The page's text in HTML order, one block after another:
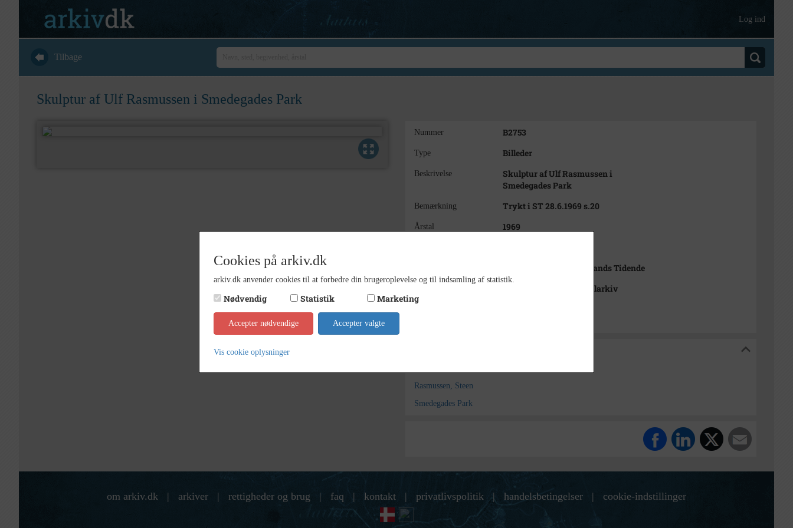
Log ind
Tilbage
Skulptur af Ulf Rasmussen i Smedegades Park
Nummer B2753
Type Billeder
Beskrivelse
Skulptur af Ulf Rasmussen i
Smedegades Park
Bemærkning Trykt i ST 28.6.1969 s.20
Årstal 1969
Steen Rasmussen Sjællands Tidende
Slagelse Stads- og Lokalarkiv
Rasmussen, Steen
Smedegades Park
om arkiv.dk | arkiver | rettigheder og brug | faq | kontakt | privatlivspolitik | handelsbetingelser | cookie-indstillinger
Cookies på arkiv.dk
arkiv.dk anvender cookies til at forbedre din brugeroplevelse og til indsamling af statistik.
Nødvendig Statistik Marketing
Accepter nødvendige Accepter valgte
Vis cookie oplysninger